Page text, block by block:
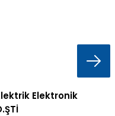
Elektronik